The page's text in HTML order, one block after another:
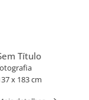
Título
x 183 cm